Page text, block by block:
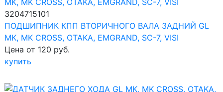
3204715101
ПОДШИПНИК КПП ВТОРИЧНОГО ВАЛА ЗАДНИЙ GL
MK, MK CROSS, OTAKA, EMGRAND, SC-7, VISI
Цена от 120 руб.
купить